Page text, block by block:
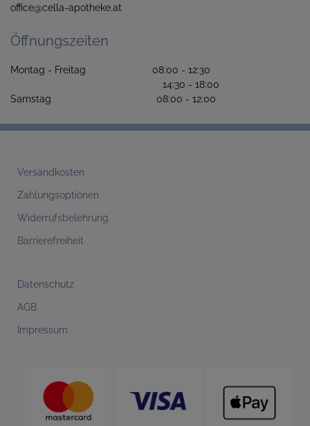
office@cella-apotheke.at
Öffnungszeiten
Montag - Freitag 08:00 - 12:30
14:30 - 18:00
Samstag 08:00 - 12:00
Versandkosten
Zahlungsoptionen
Widerrufsbelehrung
Barrierefreiheit
Datenschutz
AGB
Impressum